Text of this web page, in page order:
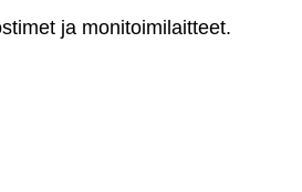
ja monitoimilaitteet.